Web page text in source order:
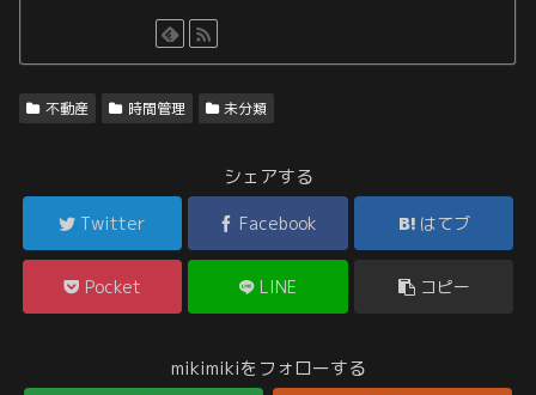
不動産 時間管理 未分類
シェアする
Twitter Facebook はてブ
Pocket LINE コピー
mikimikiをフォローする